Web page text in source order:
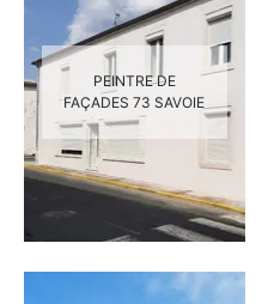
PEINTRE DE
FAÇADES 73 SAVOIE